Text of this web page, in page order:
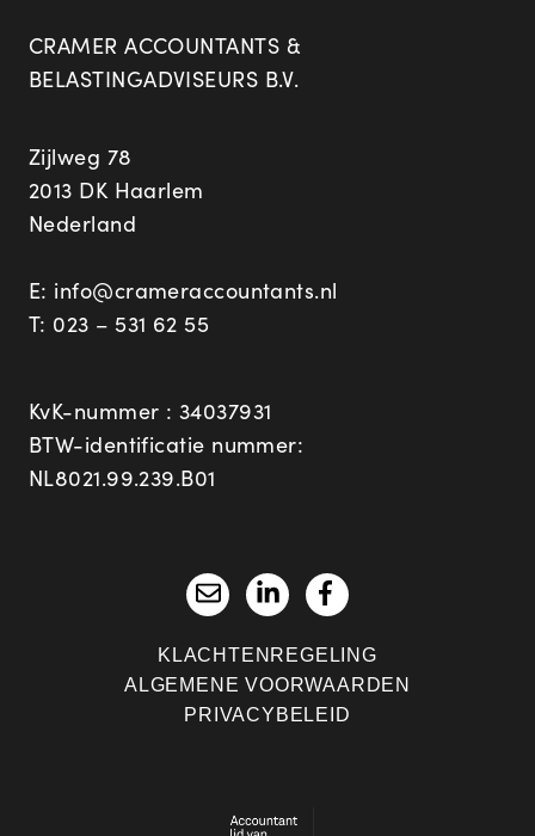
CRAMER ACCOUNTANTS &
BELASTINGADVISEURS B.V.
Zijlweg 78
2013 DK Haarlem
Nederland
E: info@crameraccountants.nl
T: 023 – 531 62 55
KvK-nummer : 34037931
BTW-identificatie nummer:
NL8021.99.239.B01
KLACHTENREGELING
ALGEMENE VOORWAARDEN
PRIVACYBELEID